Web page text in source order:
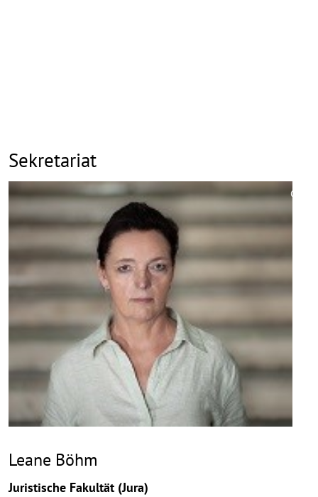
Sekretariat
©
Leane Böhm
Juristische Fakultät (Jura)